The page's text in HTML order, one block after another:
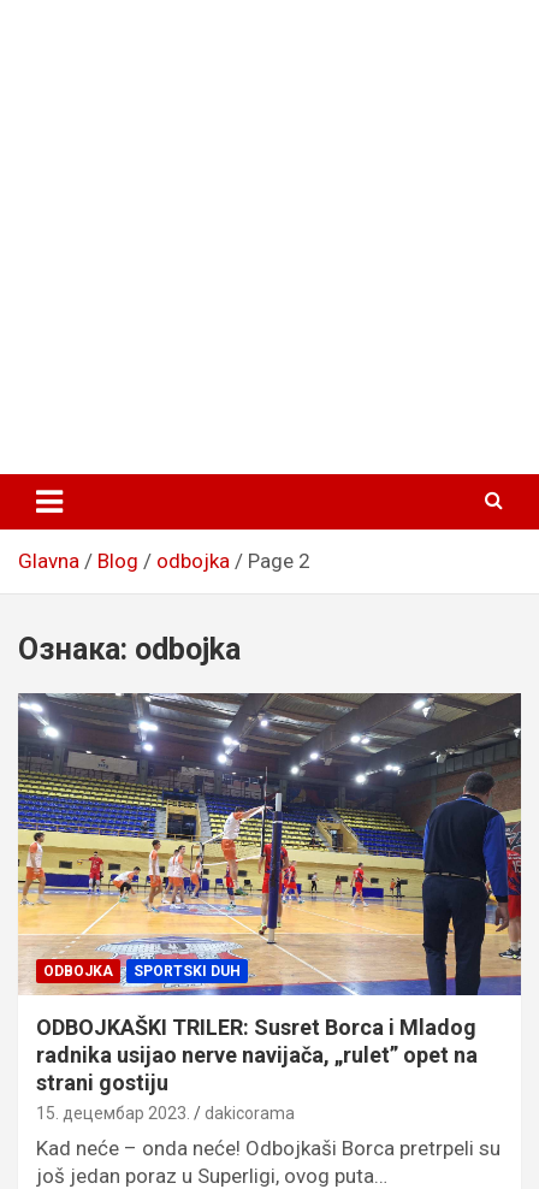
Glavna Blog odbojka Page 2
Ознака: odbojka
ODBOJKA SPORTSKI DUH
ODBOJKAŠKI TRILER: Susret Borca i Mladog
radnika usijao nerve navijača, „rulet” opet na
strani gostiju
15. децембар 2023. dakicorama
Kad neće – onda neće! Odbojkaši Borca pretrpeli su
još jedan poraz u Superligi, ovog puta…